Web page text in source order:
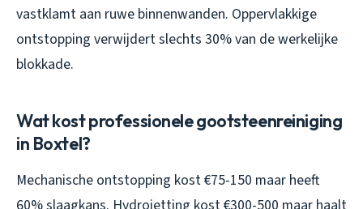
vastklamt aan ruwe binnenwanden. Oppervlakkige
ontstopping verwijdert slechts 30% van de werkelijke
blokkade.
Wat kost professionele gootsteenreiniging
in Boxtel?
Mechanische ontstopping kost €75-150 maar heeft